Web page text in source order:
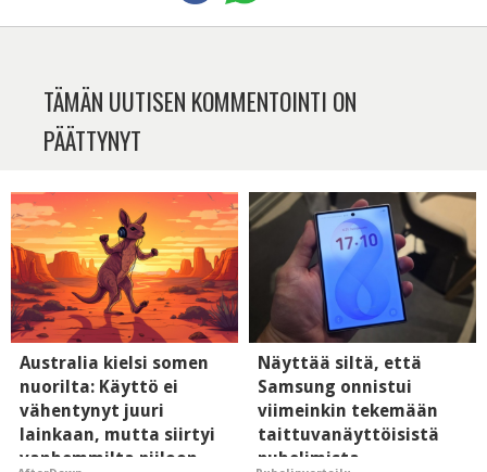
TÄMÄN UUTISEN KOMMENTOINTI ON
PÄÄTTYNYT
Australia kielsi somen
nuorilta: Käyttö ei
vähentynyt juuri
lainkaan, mutta siirtyi
vanhemmilta piiloon
Näyttää siltä, että
Samsung onnistui
viimeinkin tekemään
taittuvanäyttöisistä
puhelimista